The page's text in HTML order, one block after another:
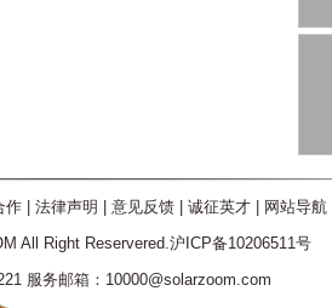
作| 法律声明 意见反馈| 诚征英才| 网站导航|
All Right Reservered.沪ICP备10206511号
服务邮箱：10000@solarzoom.com